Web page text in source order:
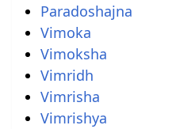
Paradoshajna
Vimoka
Vimoksha
Vimridh
Vimrisha
Vimrishya